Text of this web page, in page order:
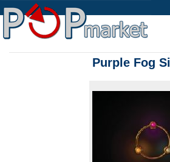
Purple Fog